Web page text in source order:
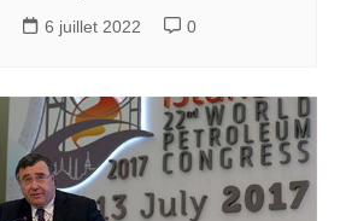
6 juillet 2022 0